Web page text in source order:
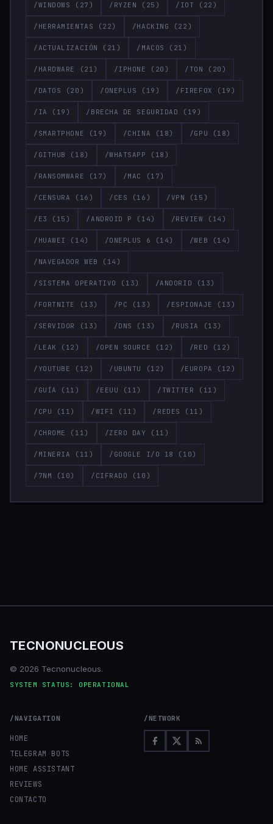
/WINDOWS (27) /RYZEN (25) /IOT (22)
/HERRAMIENTAS (22) /HACKING (22)
/ACTUALIZACIÓN (21) /MACOS (21)
/HARDWARE (21) /IPHONE (20) /TON (20)
/DATOS (20) /ONEPLUS (19) /FIREFOX (19)
/IA (19) /BRECHA DE SEGURIDAD (19)
/SMARTPHONE (19) /CHINA (18) /GPU (18)
/GITHUB (18) /WHATSAPP (18)
/RANSOMWARE (17) /MAC (17)
/CENSURA (16) /CES (16) /VPN (15)
/E3 (15) /ANDROID P (14) /REVIEW (14)
/HUAWEI (14) /ONEPLUS 6 (14) /WEB (14)
/NAVEGADOR WEB (14)
/SISTEMA OPERATIVO (13) /ANDORID (13)
/FORTNITE (13) /PC (13) /ESPIONAJE (13)
/SERVIDOR (13) /DNS (13) /RUSIA (13)
/LEAK (12) /OPEN SOURCE (12) /RED (12)
/YOUTUBE (12) /UBUNTU (12) /EUROPA (12)
/GUÍA (11) /EEUU (11) /TWITTER (11)
/CPU (11) /WIFI (11) /REDES (11)
/CHROME (11) /ZERO DAY (11)
/MINERIA (11) /GOOGLE I/O 18 (10)
/7NM (10) /CIFRADO (10)
TECNONUCLEOUS
© 2026 Tecnonucleous.
SYSTEM STATUS: OPERATIONAL
/NAVIGATION
HOME
TELEGRAM BOTS
HOME ASSISTANT
REVIEWS
CONTACTO
/NETWORK